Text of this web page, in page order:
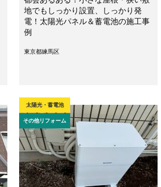
地でもしっかり設置、しっかり発
電！太陽光パネル＆蓄電池の施工事
例
東京都練馬区
太陽光・蓄電池
その他リフォーム